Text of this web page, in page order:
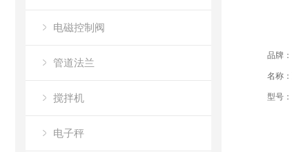
电磁控制阀
管道法兰
搅拌机
电子秤
品牌
名称
型号